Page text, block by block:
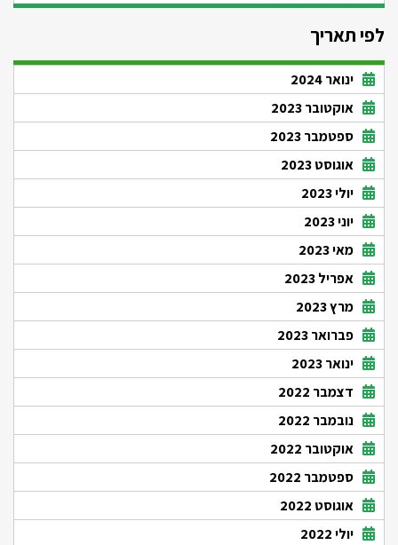
לפי תאריך
ינואר 2024
אוקטובר 2023
ספטמבר 2023
אוגוסט 2023
יולי 2023
יוני 2023
מאי 2023
אפריל 2023
מרץ 2023
פברואר 2023
ינואר 2023
דצמבר 2022
נובמבר 2022
אוקטובר 2022
ספטמבר 2022
אוגוסט 2022
יולי 2022